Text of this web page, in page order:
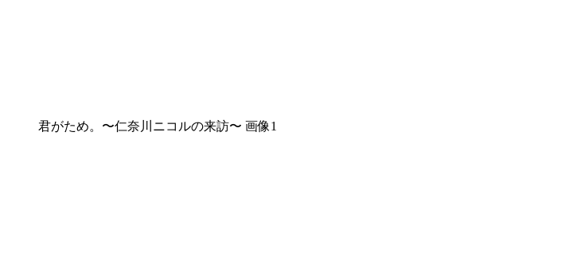
君がため。〜仁奈川ニコルの来訪〜 画像1